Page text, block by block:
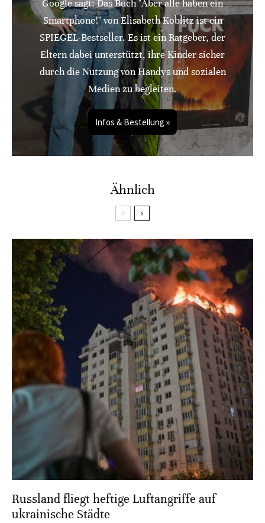
Google sagt: Das Buch "Aber alle haben ein
Smartphone!" von Elisabeth Koblitz ist ein
SPIEGEL-Bestseller. Es ist ein Ratgeber, der
Eltern dabei unterstützt, ihre Kinder sicher
durch die Nutzung von Handys und sozialen
Medien zu begleiten.
Infos & Bestellung »
Ähnlich
Russland fliegt heftige Luftangriffe auf
ukrainische Städte